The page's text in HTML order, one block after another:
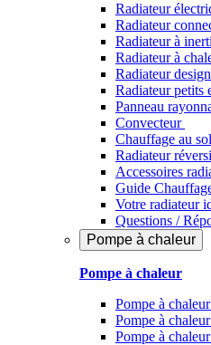
Radiateur
Radiateur
Radiateur à
Radiateur à
Radiateur design
Radiateur petits
Panneau
Convecteur
Chauffage au sol
Radiateur
Accessoires
Guide
Votre radiateur
Questions /
Pompe à chaleur
Pompe à chaleur
Pompe à
Pompe à
Pompe à